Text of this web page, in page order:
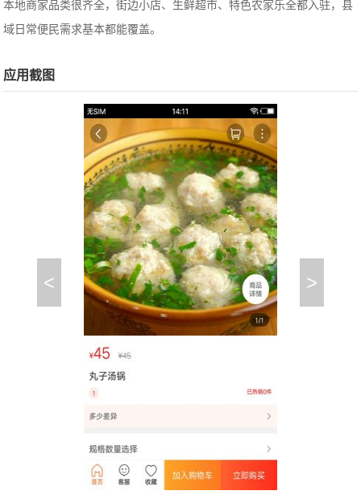
本地商家品类很齐全，街边小店、生鲜超市、特色农家乐全都入驻，县
域日常便民需求基本都能覆盖。
应用截图
< >